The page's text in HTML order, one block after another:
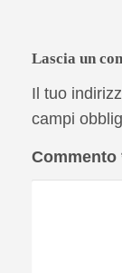
Lascia un
Il tuo
campi
Commento